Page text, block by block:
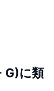
に類